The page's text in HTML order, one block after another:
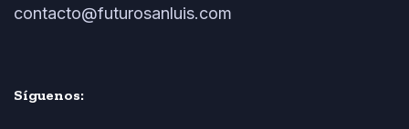
contacto@futurosanluis.com
Síguenos: